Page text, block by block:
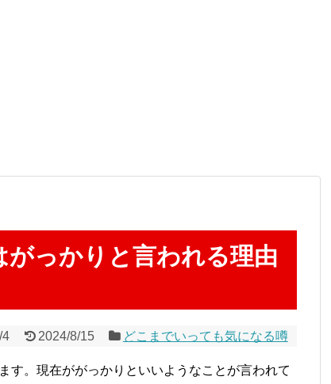
がっかりと言われる理由
4 2024/8/15 どこまでいっても気になる噂
す。現在ががっかりといいようなことが言われて